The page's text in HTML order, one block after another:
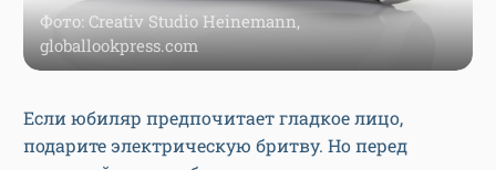
Фото: Creativ Studio Heinemann,
globallookpress.com
Если юбиляр предпочитает гладкое лицо,
подарите электрическую бритву. Но перед